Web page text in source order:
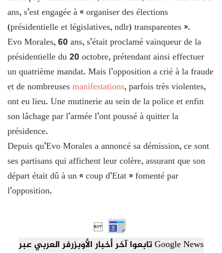
ans, s’est engagée à « organiser des élections
(présidentielle et législatives, ndlr) transparentes ».
Evo Morales, 60 ans, s’était proclamé vainqueur de la
présidentielle du 20 octobre, prétendant ainsi effectuer
un quatrième mandat. Mais l’opposition a crié à la fraude
et de nombreusesmanifestations, parfois très violentes,
ont eu lieu. Une mutinerie au sein de la police et enfin
son lâchage par l’armée l’ont poussé à quitter la
présidence.
Depuis qu’Evo Morales a annoncé sa démission, ce sont
ses partisans qui affichent leur colère, assurant que son
départ était dû à un « coup d’Etat » fomenté par
l’opposition.

تابعوا آخر أخبار الأوبزرفر العربي عبر Google News